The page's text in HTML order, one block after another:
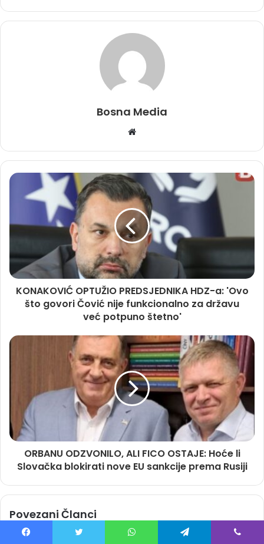
Bosna Media
Website
KONAKOVIĆ OPTUŽIO PREDSJEDNIKA HDZ-a: 'Ovo
što govori Čović nije funkcionalno za državu
već potpuno štetno'
ORBANU ODZVONILO, ALI FICO OSTAJE: Hoće li
Slovačka blokirati nove EU sankcije prema Rusiji
Povezani Članci